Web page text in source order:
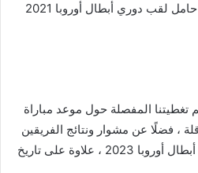
تشيلسي أمام ميلان هي تقدم حامل لقب دوري أبطال أوروبا 2021
تغطيتنا المفصلة حول موعد مباراة
، فضلًا عن مشوار ونتائج الفريقين
في النسخة الجديدة من دوري أبطال أوروبا 2023 ، علاوة على تاريخ